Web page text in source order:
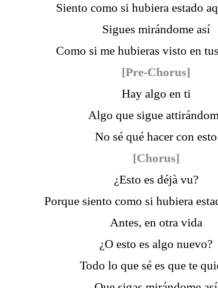
Siento como si hubiera estado
Sigues mirándome así
Como si me hubieras visto en
[Pre-Chorus]
Hay algo en ti
Algo que sigue
No sé qué hacer con esto
[Chorus]
¿Esto es déjà vu?
Porque siento como si hubiera
Antes, en otra vida
¿O esto es algo nuevo?
Todo lo que sé es que te